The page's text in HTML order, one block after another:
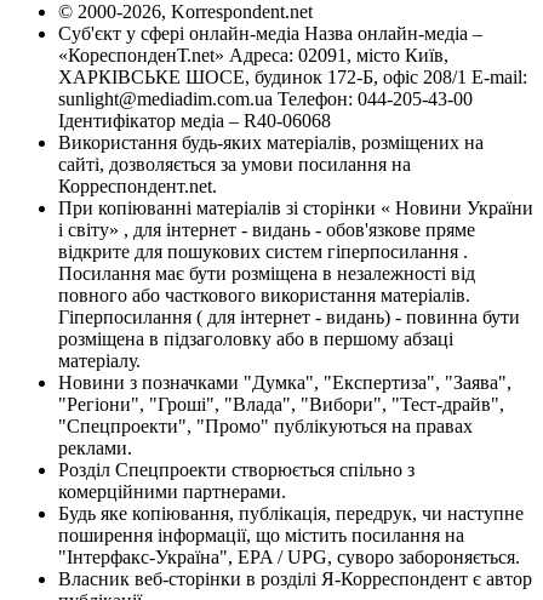
© 2000-2026, Korrespondent.net
Суб'єкт у сфері онлайн-медіа Назва онлайн-медіа –
«КореспонденТ.net» Адреса: 02091, місто Київ,
ХАРКІВСЬКЕ ШОСЕ, будинок 172-Б, офіс 208/1 E-mail:
sunlight@mediadim.com.ua Телефон: 044-205-43-00
Ідентифікатор медіа – R40-06068
Використання будь-яких матеріалів, розміщених на
сайті, дозволяється за умови посилання на
Корреспондент.net.
При копіюванні матеріалів зі сторінки « Новини України
і світу» , для інтернет - видань - обов'язкове пряме
відкрите для пошукових систем гіперпосилання .
Посилання має бути розміщена в незалежності від
повного або часткового використання матеріалів.
Гіперпосилання ( для інтернет - видань) - повинна бути
розміщена в підзаголовку або в першому абзаці
матеріалу.
Новини з позначками "Думка", "Експертиза", "Заява",
"Регіони", "Гроші", "Влада", "Вибори", "Тест-драйв",
"Спецпроекти", "Промо" публікуються на правах
реклами.
Розділ Спецпроекти створюється спільно з
комерційними партнерами.
Будь яке копіювання, публікація, передрук, чи наступне
поширення інформації, що містить посилання на
"Інтерфакс-Україна", EPA / UPG, суворо забороняється.
Власник веб-сторінки в розділі Я-Корреспондент є автор